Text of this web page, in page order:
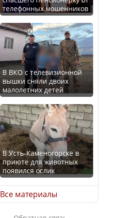
В России введены
дополнительные
ограничения для
казахстанских прав
Трамп официально
вступил в должность
президента США
Луну признали объектом
культурного наследия,
находящегося под
угрозой исчезновения
телефонных мошенников
В ВКО с телевизионной
вышки сняли двоих
малолетних детей
В Усть-Каменогорске в
приюте для животных
появился ослик
Все материалы